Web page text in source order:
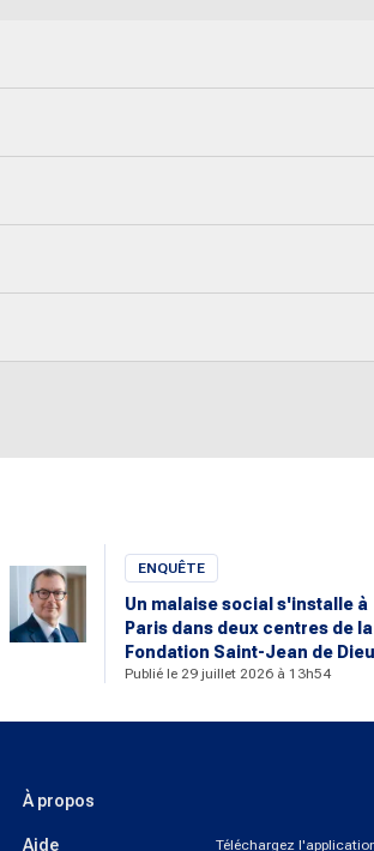
ENQUÊTE
Un malaise social s'installe à
Paris dans deux centres de la
Fondation Saint-Jean de Dieu
Publié le 29 juillet 2026 à 13h54
À propos
Aide Téléchargez